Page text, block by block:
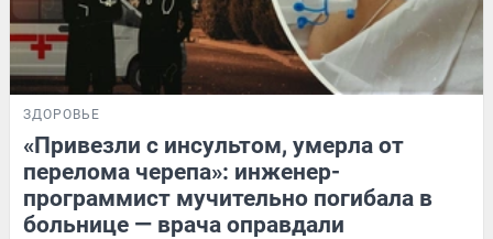
ЗДОРОВЬЕ
«Привезли с инсультом, умерла от
перелома черепа»: инженер-
программист мучительно погибала в
больнице — врача оправдали